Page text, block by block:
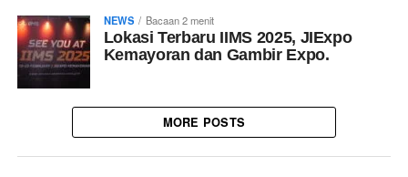
NEWS Bacaan 2 menit
Lokasi Terbaru IIMS 2025, JIExpo
Kemayoran dan Gambir Expo.
MORE POSTS